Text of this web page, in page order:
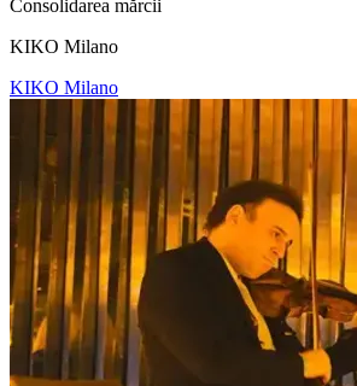
Consolidarea mărcii
KIKO Milano
KIKO Milano